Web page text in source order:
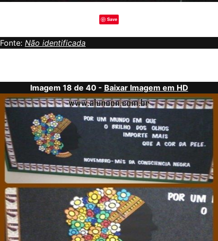
Save
Fonte: Não identificada
Imagem 18 de 40 - Baixar Imagem em HD